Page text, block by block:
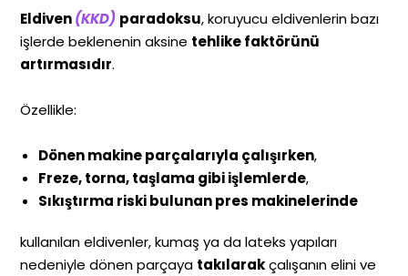
Eldiven(KKD) paradoksu, koruyucu eldivenlerin bazı
işlerde beklenenin aksine tehlike faktörünü
artırmasıdır.
Özellikle:
Dönen makine parçalarıyla çalışırken,
Freze, torna, taşlama gibi işlemlerde,
Sıkıştırma riski bulunan pres makinelerinde
kullanılan eldivenler, kumaş ya da lateks yapıları
nedeniyle dönen parçaya takılarakçalışanın elini ve